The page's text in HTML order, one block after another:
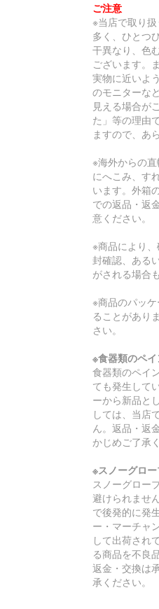
ご注意
※当店で取り
多く、ひとつ
干異なり、色
ございます。
実物に近いよ
のモニターな
見える場合が
た」等の理由
ますので、あ
※海外からの
にへこみ、す
います。外箱
での返品・返
意ください。
※商品により
封確認、ある
がされる場合
※商品のパッ
ることがあり
さい。
※食器類のペ
食器類のペイ
ても発生して
ーから新品と
しては、当店
ん。返品・返
かじめご了承
※スノーグロ
スノーグロー
避けられませ
で後発的に発
ー・マーチャ
して出荷され
る商品を不良
返金・交換は
承ください。